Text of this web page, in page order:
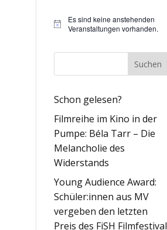
Hinweis
Es sind keine anstehenden
Veranstaltungen vorhanden.
Schon gelesen?
Filmreihe im Kino in der
Pumpe: Béla Tarr – Die
Melancholie des
Widerstands
Young Audience Award:
Schüler:innen aus MV
vergeben den letzten
Preis des FiSH Filmfestival